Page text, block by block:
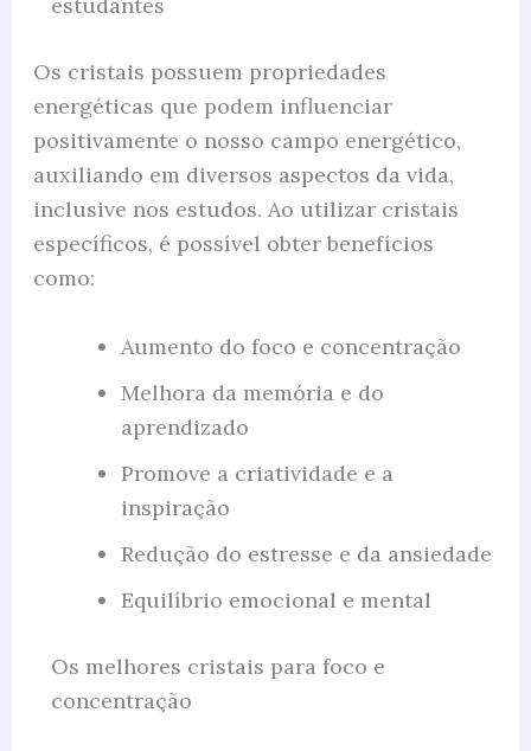
estudantes
Os cristais possuem propriedades
energéticas que podem influenciar
positivamente o nosso campo energético,
auxiliando em diversos aspectos da vida,
inclusive nos estudos. Ao utilizar cristais
específicos, é possível obter benefícios
como:
Aumento do foco e concentração
Melhora da memória e do
aprendizado
Promove a criatividade e a
inspiração
Redução do estresse e da ansiedade
Equilíbrio emocional e mental
Os melhores cristais para foco e
concentração